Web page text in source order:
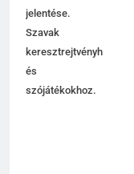
jelentése.
Szavak
keresztrejtvényhez
és
szójátékokhoz.